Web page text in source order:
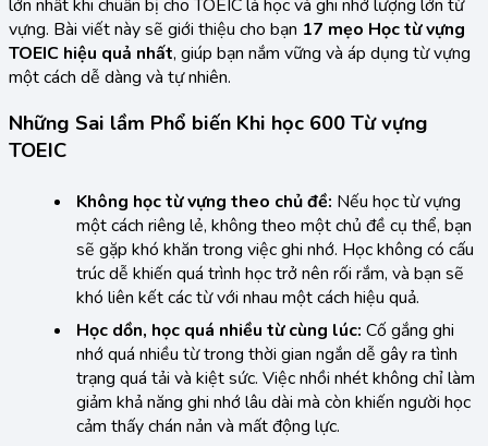
lớn nhất khi chuẩn bị cho TOEIC là học và ghi nhớ lượng lớn từ
vựng. Bài viết này sẽ giới thiệu cho bạn 17 mẹo Học từ vựng
TOEIC hiệu quả nhất, giúp bạn nắm vững và áp dụng từ vựng
một cách dễ dàng và tự nhiên.
Những Sai lầm Phổ biến Khi học 600 Từ vựng
TOEIC
Không học từ vựng theo chủ đề: Nếu học từ vựng
một cách riêng lẻ, không theo một chủ đề cụ thể, bạn
sẽ gặp khó khăn trong việc ghi nhớ. Học không có cấu
trúc dễ khiến quá trình học trở nên rối rắm, và bạn sẽ
khó liên kết các từ với nhau một cách hiệu quả.
Học dồn, học quá nhiều từ cùng lúc: Cố gắng ghi
nhớ quá nhiều từ trong thời gian ngắn dễ gây ra tình
trạng quá tải và kiệt sức. Việc nhồi nhét không chỉ làm
giảm khả năng ghi nhớ lâu dài mà còn khiến người học
cảm thấy chán nản và mất động lực.